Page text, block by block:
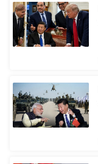
ज
ट
खे
के
ट
I